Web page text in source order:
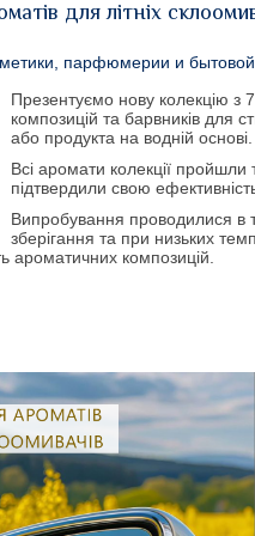
для літніх
парфюмерии и
Презентуємо нову колекцію з
композицій та барвників для
або продукта на водній основі.
Всі аромати колекції пройшли
підтвердили свою
Випробування проводилися
зберігання та при низьких
ароматичних композицій.